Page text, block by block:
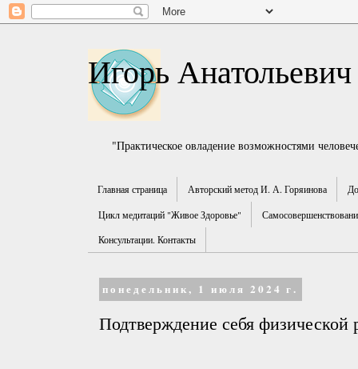
Игорь
"Практическое овладение возможностями
Главная страница Авторский метод И. А. Горяинова
Цикл медитаций "Живое Здоровье"
Консультации. Контакты
понедельник, 1 июля 2024 г.
Подтверждение себя физической